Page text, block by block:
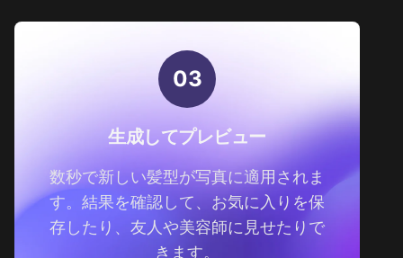
03
生成してプレビュー
数秒で新しい髪型が写真に適用されま
す。結果を確認して、お気に入りを保
存したり、友人や美容師に見せたりで
きます。